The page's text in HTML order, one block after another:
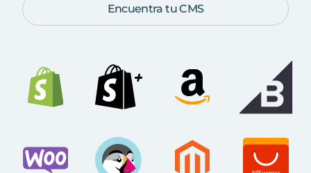
Encuentra tu CMS